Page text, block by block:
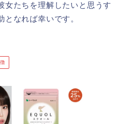
女たちを理解したいと思うす
となれば幸いです。